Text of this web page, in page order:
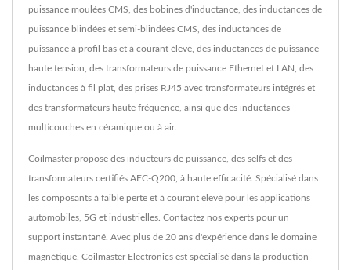
puissance moulées CMS, des bobines d'inductance, des inductances de
puissance blindées et semi-blindées CMS, des inductances de
puissance à profil bas et à courant élevé, des inductances de puissance
haute tension, des transformateurs de puissance Ethernet et LAN, des
inductances à fil plat, des prises RJ45 avec transformateurs intégrés et
des transformateurs haute fréquence, ainsi que des inductances
multicouches en céramique ou à air.
Coilmaster propose des inducteurs de puissance, des selfs et des
transformateurs certifiés AEC-Q200, à haute efficacité. Spécialisé dans
les composants à faible perte et à courant élevé pour les applications
automobiles, 5G et industrielles. Contactez nos experts pour un
support instantané. Avec plus de 20 ans d'expérience dans le domaine
magnétique, Coilmaster Electronics est spécialisé dans la production